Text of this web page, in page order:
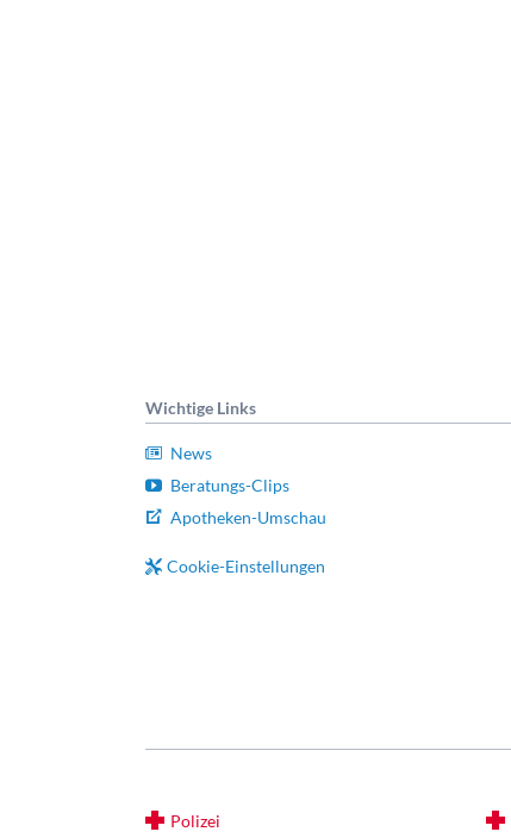
Wichtige Links
News
Beratungs-Clips
Apotheken-Umschau
Cookie-Einstellungen
Polizei